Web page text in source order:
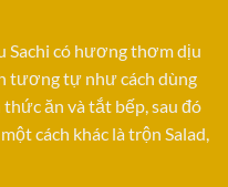
Sachi có hương thơm dịu
tương tự như cách dùng
ăn và tắt bếp, sau đó
cách khác là trộn Salad,